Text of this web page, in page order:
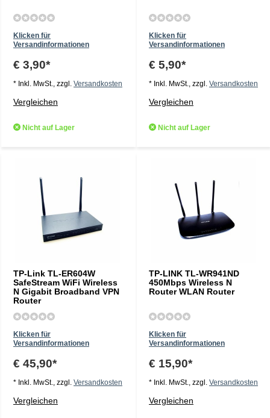
Klicken für
Versandinformationen
€ 3,90*
* Inkl. MwSt., zzgl. Versandkosten
Vergleichen
Nicht auf Lager
Klicken für
Versandinformationen
€ 5,90*
* Inkl. MwSt., zzgl. Versandkosten
Vergleichen
Nicht auf Lager
TP-Link TL-ER604W
SafeStream WiFi Wireless
N Gigabit Broadband VPN
Router
Klicken für
Versandinformationen
€ 45,90*
* Inkl. MwSt., zzgl. Versandkosten
Vergleichen
TP-LINK TL-WR941ND
450Mbps Wireless N
Router WLAN Router
Klicken für
Versandinformationen
€ 15,90*
* Inkl. MwSt., zzgl. Versandkosten
Vergleichen